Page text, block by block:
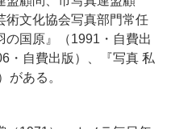
術文化協会写真部門常任
の国原』（1991・自費出
・自費出版）、『写真 私
がある。